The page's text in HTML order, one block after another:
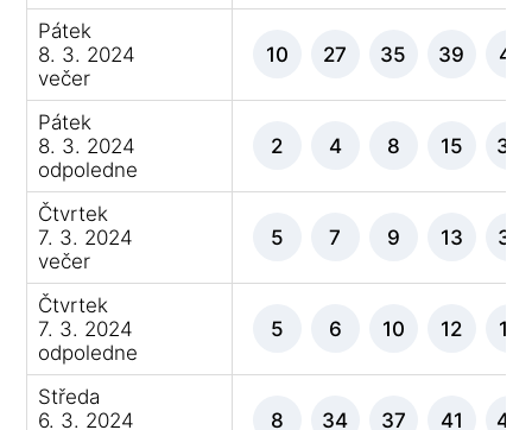
Pátek
8. 3. 2024
večer
10 27 35 39 41
Pátek
8. 3. 2024
odpoledne
2 4 8 15 36
Čtvrtek
7. 3. 2024
večer
5 7 9 13 37
Čtvrtek
7. 3. 2024
odpoledne
5 6 10 12 14
Středa
6. 3. 2024
8 34 37 41 46